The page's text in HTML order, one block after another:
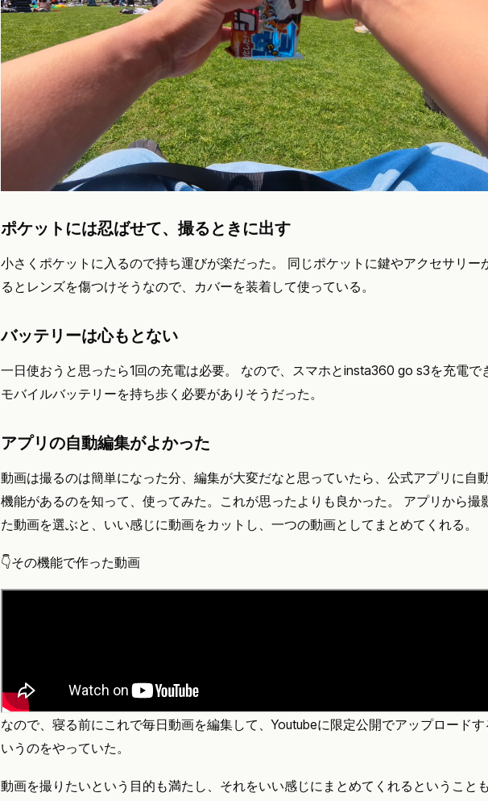
ポケットには忍ばせて、撮るときに出す
小さくポケットに入るので持ち運びが楽だった。 同じポケットに鍵やアクセサリー
るとレンズを傷つけそうなので、カバーを装着して使っている。
バッテリーは心もとない
一日使おうと思ったら1回の充電は必要。 なので、スマホとinsta360 go s3を充電で
モバイルバッテリーを持ち歩く必要がありそうだった。
アプリの自動編集がよかった
動画は撮るのは簡単になった分、編集が大変だなと思っていたら、公式アプリに自
機能があるのを知って、使ってみた。これが思ったよりも良かった。 アプリから撮
た動画を選ぶと、いい感じに動画をカットし、一つの動画としてまとめてくれる。
👇その機能で作った動画
なので、寝る前にこれで毎日動画を編集して、Youtubeに限定公開でアップロードす
いうのをやっていた。
動画を撮りたいという目的も満たし、それをいい感じにまとめてくれるということ